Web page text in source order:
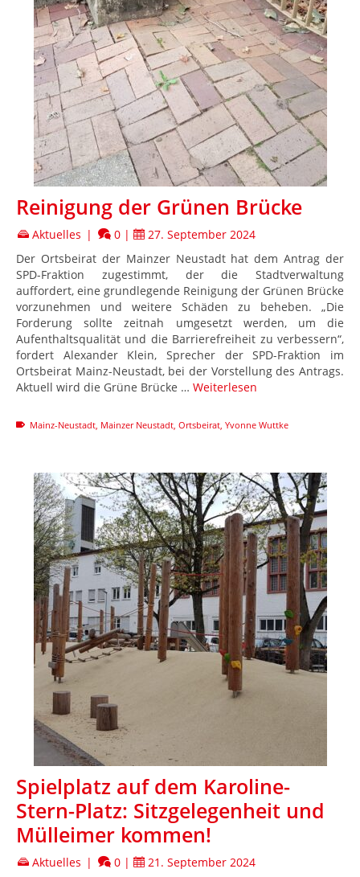
Reinigung der Grünen Brücke
Aktuelles | 0 |
27. September 2024
Der Ortsbeirat der Mainzer Neustadt hat dem Antrag der
SPD-Fraktion zugestimmt, der die Stadtverwaltung
auffordert, eine grundlegende Reinigung der Grünen Brücke
vorzunehmen und weitere Schäden zu beheben. „Die
Forderung sollte zeitnah umgesetzt werden, um die
Aufenthaltsqualität und die Barrierefreiheit zu verbessern“,
fordert Alexander Klein, Sprecher der SPD-Fraktion im
Ortsbeirat Mainz-Neustadt, bei der Vorstellung des Antrags.
Aktuell wird die Grüne Brücke … Weiterlesen
Mainz-Neustadt Mainzer Neustadt Ortsbeirat Yvonne Wuttke
Spielplatz auf dem Karoline-
Stern-Platz: Sitzgelegenheit und
Mülleimer kommen!
Aktuelles | 0 |
21. September 2024